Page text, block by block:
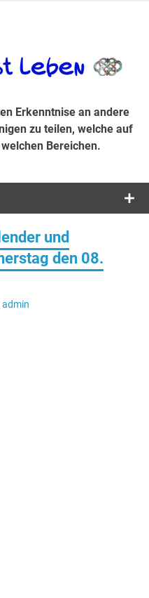
Bereichen.
Erkenntnise an andere
zu teilen, welche auf
Bereichen.
und
den 08.
admin